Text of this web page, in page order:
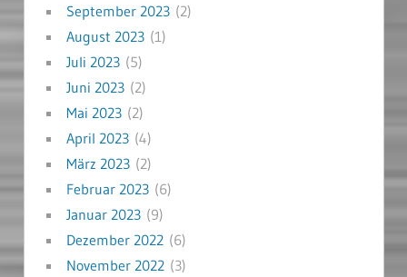
September 2023(2)
August 2023(1)
Juli 2023(5)
Juni 2023(2)
Mai 2023(2)
April 2023(4)
März 2023(2)
Februar 2023(6)
Januar 2023(9)
Dezember 2022(6)
November 2022(3)